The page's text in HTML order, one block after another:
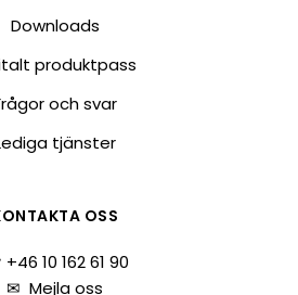
Downloads
produktpass
och svar
tjänster
OSS
10 162 61 90
✉Mejla oss